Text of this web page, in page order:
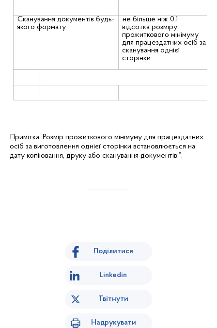
Сканування документів будь-
якого формату
не більше ніж 0,1
відсотка розміру
прожиткового мінімуму
для працездатних осіб за
сканування однієї
сторінки
Примітка. Розмір прожиткового мінімуму для працездатних
осіб за виготовлення однієї сторінки встановлюється на
дату копіювання, друку або сканування документів.”.
Поділитися
Linkedin
Твітнути
Надрукувати